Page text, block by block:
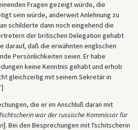
Fragen gezeigt würde, die
sein würde, anderweit Anlehnung zu
schilderte dann noch eingehend die
der britischen Delegation gehabt
darauf, daß die erwähnten englischen
Persönlichkeiten seien. Er habe
keine Kenntnis gehabt und erhob
gleichzeitig mit seinem Sekretär in
die er im Anschluß daran mit
war der russische Kommissar für
]. Bei den Besprechungen mit Tschitscherin